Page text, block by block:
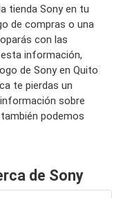
tienda Sony en tu
de compras o una
con las
información,
de Sony en Quito
te pierdas un
sobre
podemos
de Sony